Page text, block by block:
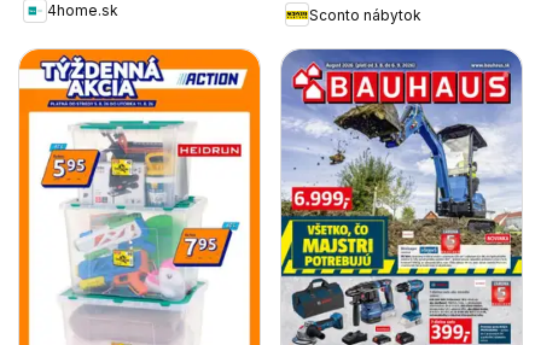
4home.sk
Sconto nábytok